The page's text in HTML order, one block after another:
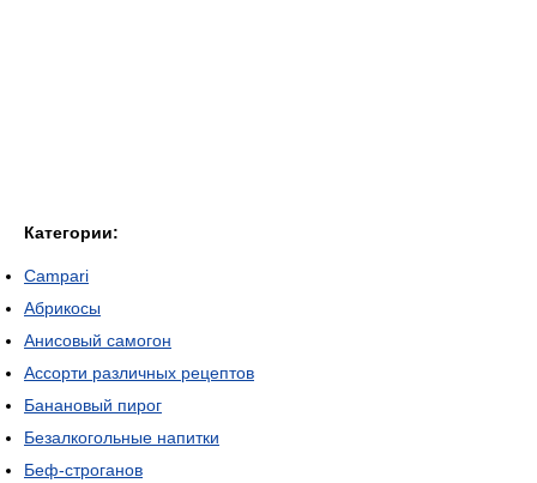
Категории:
Campari
Абрикосы
Анисовый самогон
Ассорти различных рецептов
Банановый пирог
Безалкогольные напитки
Беф-строганов